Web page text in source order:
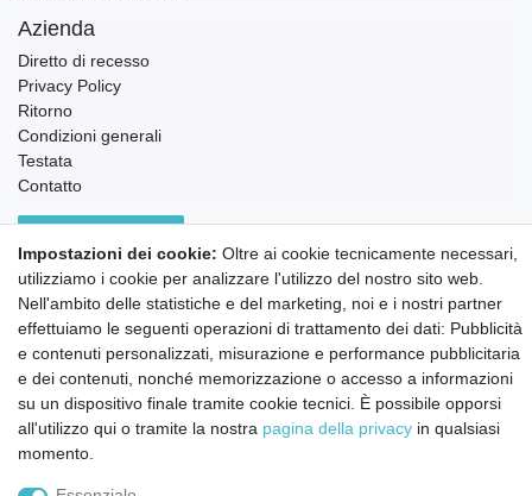
Azienda
Diretto di recesso
Privacy Policy
Ritorno
Condizioni generali
Testata
Contatto
Notizie sui materiali Montessori e sull'educazione
Montessori.
Informazioni settimanali gratuite
Confermo di aver preso visione della:
in qualsiasi momento.
Impostazioni dei cookie: Oltre ai cookie tecnicamente necessari,
utilizziamo i cookie per analizzare l'utilizzo del nostro sito web.
Nell'ambito delle statistiche e del marketing, noi e i nostri partner
effettuiamo le seguenti operazioni di trattamento dei dati: Pubblicità
e contenuti personalizzati, misurazione e performance pubblicitaria
e dei contenuti, nonché memorizzazione o accesso a informazioni
su un dispositivo finale tramite cookie tecnici. È possibile opporsi
all'utilizzo qui o tramite la nostra pagina della privacy in qualsiasi
momento.